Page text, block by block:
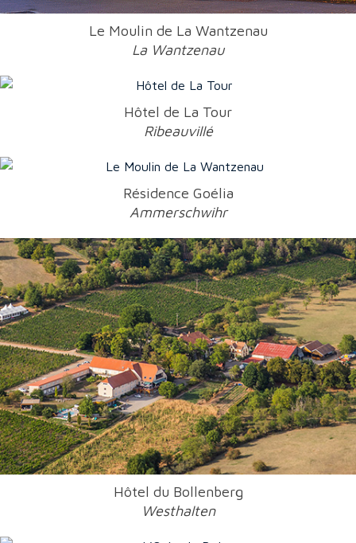
Le Moulin de La Wantzenau
La Wantzenau
Hôtel de La Tour
Ribeauvillé
Résidence Goélia
Ammerschwihr
Hôtel du Bollenberg
Westhalten